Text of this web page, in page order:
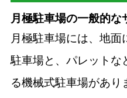
月極駐車場の一般的な
月極駐車場には、地面
駐車場と、パレットな
る機械式駐車場があり